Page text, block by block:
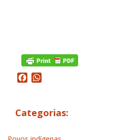
Facebook
Categorias: